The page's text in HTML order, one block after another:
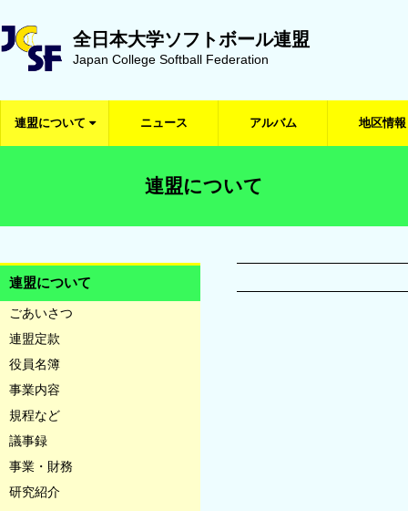
全日本大学ソフトボール連盟
Japan College Softball Federation
連盟について ニュース アルバム 地区情報
連盟について
連盟について
ごあいさつ
連盟定款
役員名簿
事業内容
規程など
議事録
事業・財務
研究紹介